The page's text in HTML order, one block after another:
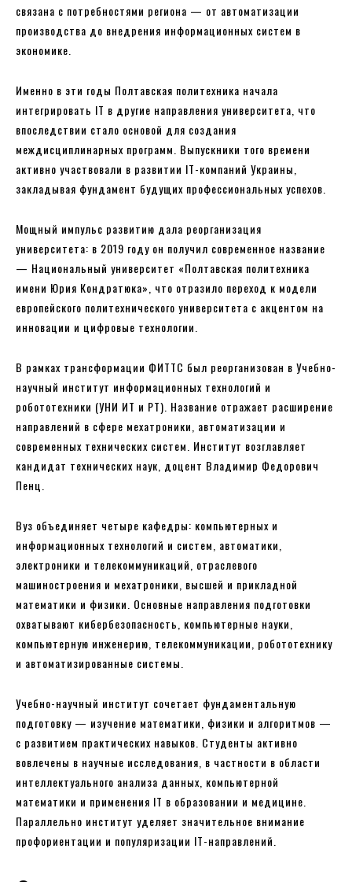
связана с потребностями региона — от автоматизации
производства до внедрения информационных систем в
экономике.
Именно в эти годы Полтавская политехника начала
интегрировать IT в другие направления университета, что
впоследствии стало основой для создания
междисциплинарных программ. Выпускники того времени
активно участвовали в развитии IT-компаний Украины,
закладывая фундамент будущих профессиональных успехов.
Мощный импульс развитию дала реорганизация
университета: в 2019 году он получил современное название
— Национальный университет «Полтавская политехника
имени Юрия Кондратюка», что отразило переход к модели
европейского политехнического университета с акцентом на
инновации и цифровые технологии.
В рамках трансформации ФИТТС был реорганизован в Учебно-
научный институт информационных технологий и
робототехники (УНИ ИТ и РТ). Название отражает расширение
направлений в сфере мехатроники, автоматизации и
современных технических систем. Институт возглавляет
кандидат технических наук, доцент Владимир Федорович
Пенц.
Вуз объединяет четыре кафедры: компьютерных и
информационных технологий и систем, автоматики,
электроники и телекоммуникаций, отраслевого
машиностроения и мехатроники, высшей и прикладной
математики и физики. Основные направления подготовки
охватывают кибербезопасность, компьютерные науки,
компьютерную инженерию, телекоммуникации, робототехнику
и автоматизированные системы.
Учебно-научный институт сочетает фундаментальную
подготовку — изучение математики, физики и алгоритмов —
с развитием практических навыков. Студенты активно
вовлечены в научные исследования, в частности в области
интеллектуального анализа данных, компьютерной
математики и применения IT в образовании и медицине.
Параллельно институт уделяет значительное внимание
профориентации и популяризации IT-направлений.